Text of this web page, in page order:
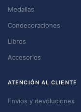
Medallas
Condecoraciones
Libros
Accesorios
ATENCIÓN AL CLIENTE
Envíos y devoluciones